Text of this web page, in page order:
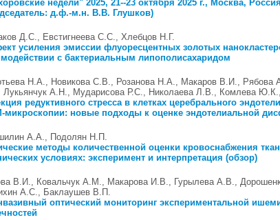
недели" 2025, 21--23 октября 2025 г., Москва, Россия
д.ф.-м.н. В.В. Глушков)
Д.С., Евстигнеева С.С., Хлебцов Н.Г.
усиления эмиссии флуоресцентных золотых
с бактериальным липополисахаридом
Н.А., Новикова С.В., Розанова Н.А., Макаров В.И., Рябова
Лукьянчук А.Н., Мударисова Р.С., Николаева Л.В., Комлева
редуктивного стресса в клетках церебрального
микроскопии: новые подходы к оценке эндотелиальной
А.А., Подолян Н.П.
методы количественной оценки кровоснабжения
условиях: эксперимент и интерпретация (обзор)
В.И., Ковальчук А.М., Макарова И.В., Гурылева А.В.,
А.С., Баклаушев В.П.
оптический мониторинг экспериментальной